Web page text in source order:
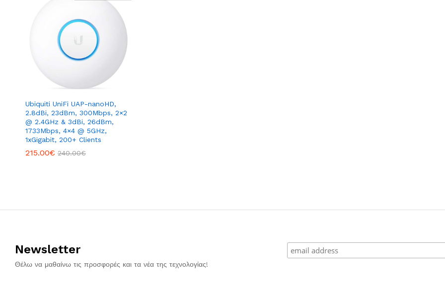
Ubiquiti UniFi UAP-nanoHD,
2.8dBi, 23dBm, 300Mbps, 2×2
@ 2.4GHz & 3dBi, 26dBm,
1733Mbps, 4×4 @ 5GHz,
1xGigabit, 200+ Clients
215.00€ 240.00€
Newsletter
Θέλω να μαθαίνω τις προσφορές και τα νέα της τεχνολογίας!